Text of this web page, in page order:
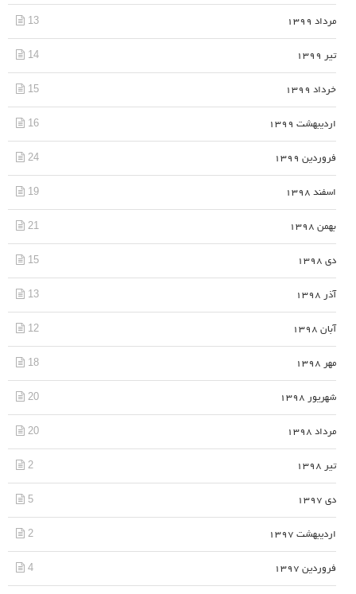
مرداد 1399 13
تیر 1399 14
خرداد 1399 15
اردیبهشت 1399 16
فروردین 1399 24
اسفند 1398 19
بهمن 1398 21
دی 1398 15
آذر 1398 13
آبان 1398 12
مهر 1398 18
شهریور 1398 20
مرداد 1398 20
تیر 1398 2
دی 1397 5
اردیبهشت 1397 2
فروردین 1397 4